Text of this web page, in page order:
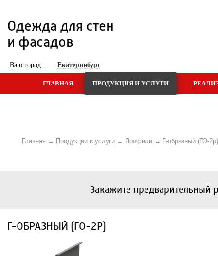
Одежда для стен
и фасадов
Ваш город: Екатеринбург
ГЛАВНАЯ ПРОДУКЦИЯ И УСЛУГИ
Главная Продукции и услуги Профили Г-образный (ГО-2р)
Закажите предварительный
Г-ОБРАЗНЫЙ (ГО-2Р)